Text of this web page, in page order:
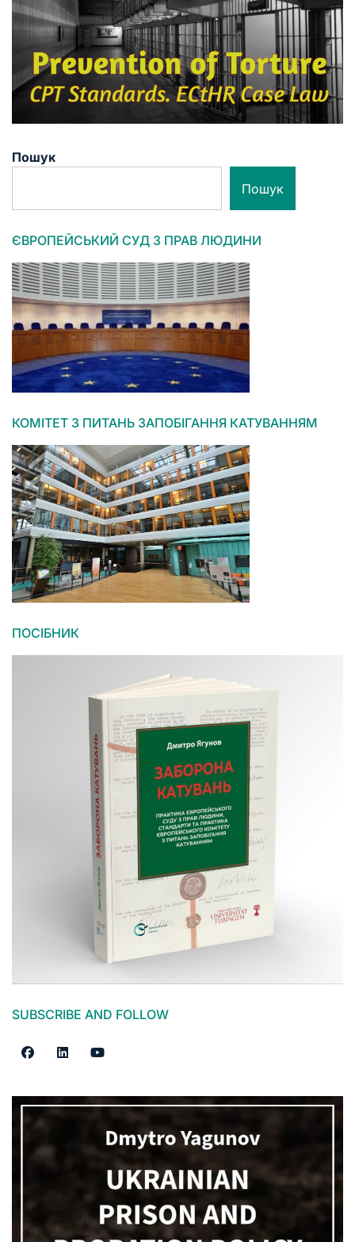
Пошук
Пошук
ЄВРОПЕЙСЬКИЙ СУД З ПРАВ ЛЮДИНИ
КОМІТЕТ З ПИТАНЬ ЗАПОБІГАННЯ КАТУВАННЯМ
ПОСІБНИК
SUBSCRIBE AND FOLLOW